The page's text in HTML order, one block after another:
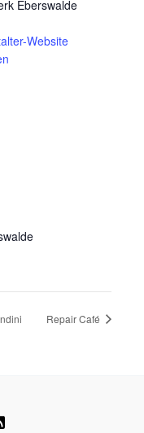
Eberswalde
Website
Repair Café